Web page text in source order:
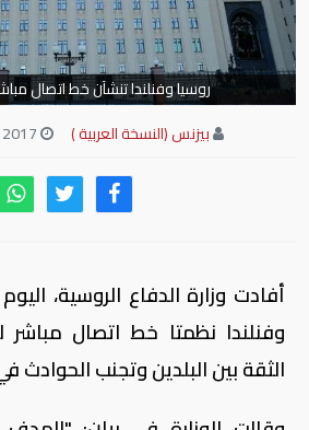
روسيا وفنلندا تنشآن خط اتصال
بيزنس (النسخة العربية )
أفادت وزارة الدفاع الروسية،
وفنلندا نظمتا خط اتصال مباشر
الثقة بين البلدين وتجنب الحوادث